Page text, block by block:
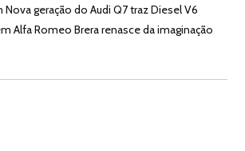
Nova geração do Audi Q7 traz Diesel V6
Alfa Romeo Brera renasce da imaginação